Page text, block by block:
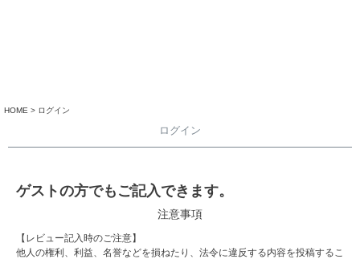
HOME ログイン
ログイン
ゲストの方でもご記入できます。
注意事項
【レビュー記入時のご注意】
他人の権利、利益、名誉などを損ねたり、法令に違反する内容を投稿するこ